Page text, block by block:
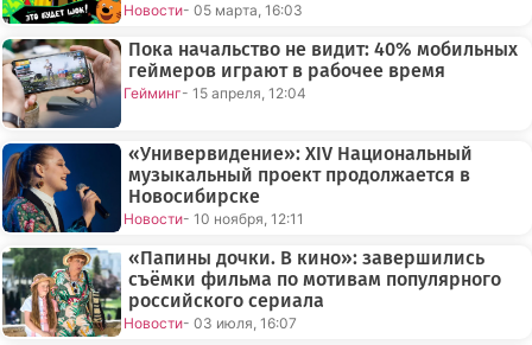
Новости- 05 марта, 16:03
Пока начальство не видит: 40% мобильных
геймеров играют в рабочее время
Гейминг- 15 апреля, 12:04
«Универвидение»: XIV Национальный
музыкальный проект продолжается в
Новосибирске
Новости- 10 ноября, 12:11
«Папины дочки. В кино»: завершились
съёмки фильма по мотивам популярного
российского сериала
Новости- 03 июля, 16:07